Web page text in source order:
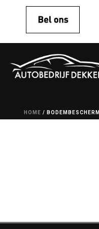
HOME /